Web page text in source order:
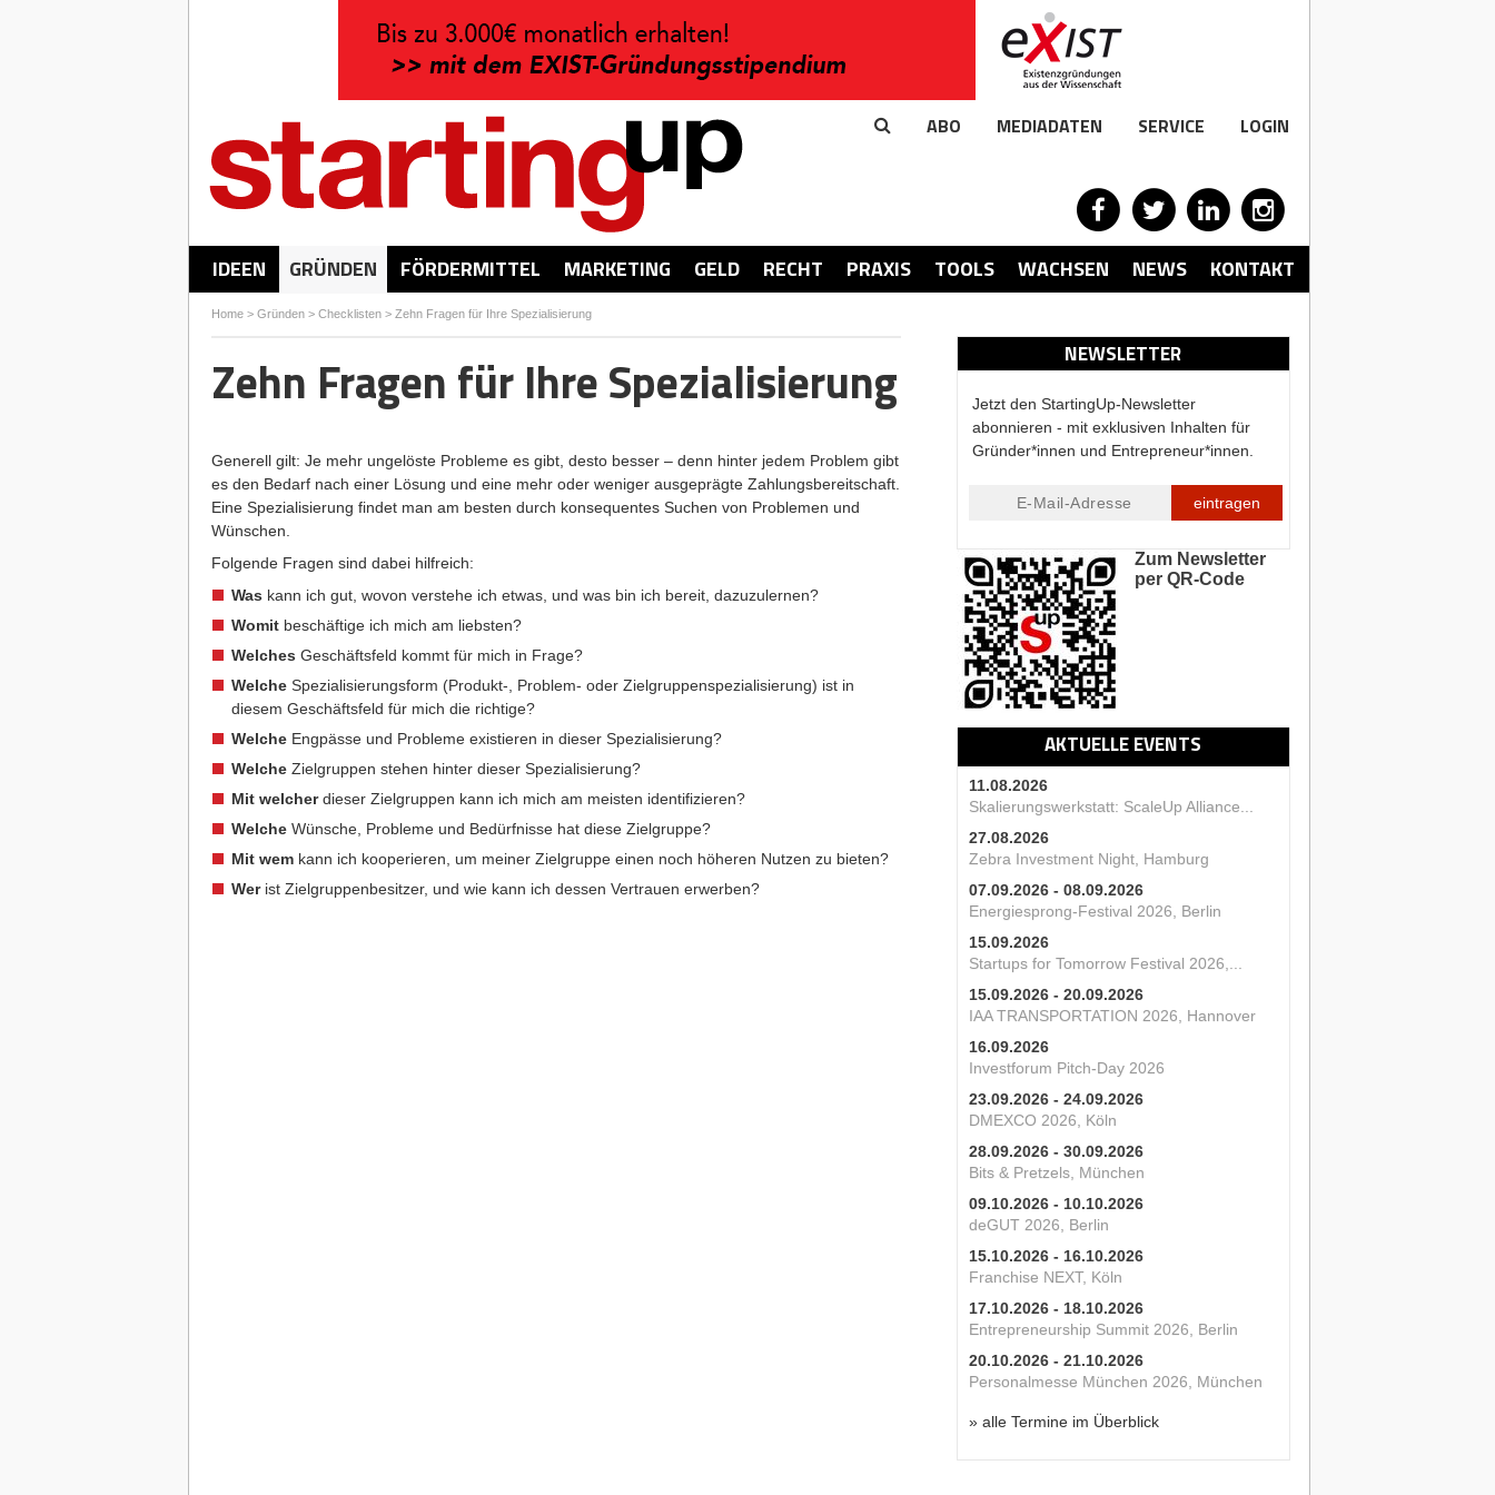
ABO MEDIADATEN SERVICE LOGIN
IDEEN GRÜNDEN FÖRDERMITTEL MARKETING GELD RECHT PRAXIS TOOLS WACHSEN NEWS KONTAKT
Home> Gründen> Checklisten> Zehn Fragen für Ihre Spezialisierung
NEWSLETTER
Jetzt den StartingUp-Newsletter
abonnieren - mit exklusiven Inhalten für
Gründer*innen und Entrepreneur*innen.
eintragen
Zum Newsletter
per QR-Code
AKTUELLE EVENTS
11.08.2026
Skalierungswerkstatt: ScaleUp Alliance...
27.08.2026
Zebra Investment Night, Hamburg
07.09.2026 - 08.09.2026
Energiesprong-Festival 2026, Berlin
15.09.2026
Startups for Tomorrow Festival 2026,...
15.09.2026 - 20.09.2026
IAA TRANSPORTATION 2026, Hannover
16.09.2026
Investforum Pitch-Day 2026
23.09.2026 - 24.09.2026
DMEXCO 2026, Köln
28.09.2026 - 30.09.2026
Bits & Pretzels, München
09.10.2026 - 10.10.2026
deGUT 2026, Berlin
15.10.2026 - 16.10.2026
Franchise NEXT, Köln
17.10.2026 - 18.10.2026
Entrepreneurship Summit 2026, Berlin
20.10.2026 - 21.10.2026
Personalmesse München 2026, München
» alle Termine im Überblick
Zehn Fragen für Ihre Spezialisierung
Generell gilt: Je mehr ungelöste Probleme es gibt, desto besser – denn hinter jedem Problem gibt
es den Bedarf nach einer Lösung und eine mehr oder weniger ausgeprägte Zahlungsbereitschaft.
Eine Spezialisierung findet man am besten durch konsequentes Suchen von Problemen und
Wünschen.
Folgende Fragen sind dabei hilfreich:
Was kann ich gut, wovon verstehe ich etwas, und was bin ich bereit, dazuzulernen?
Womitbeschäftige ich mich am liebsten?
Welches Geschäftsfeld kommt für mich in Frage?
WelcheSpezialisierungsform (Produkt-, Problem- oder Zielgruppenspezialisierung) ist in
diesem Geschäftsfeld für mich die richtige?
WelcheEngpässe und Probleme existieren in dieser Spezialisierung?
WelcheZielgruppen stehen hinter dieser Spezialisierung?
Mit welcherdieser Zielgruppen kann ich mich am meisten identifizieren?
WelcheWünsche, Probleme und Bedürfnisse hat diese Zielgruppe?
Mit wemkann ich kooperieren, um meiner Zielgruppe einen noch höheren Nutzen zu bieten?
Werist Zielgruppenbesitzer, und wie kann ich dessen Vertrauen erwerben?